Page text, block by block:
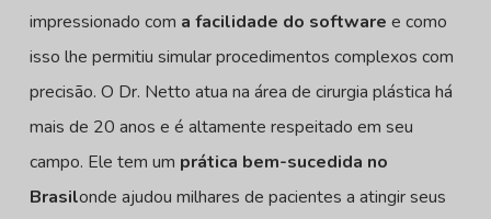
impressionado com a facilidade do software e como
isso lhe permitiu simular procedimentos complexos com
precisão. O Dr. Netto atua na área de cirurgia plástica há
mais de 20 anos e é altamente respeitado em seu
campo. Ele tem um prática bem-sucedida no
Brasilonde ajudou milhares de pacientes a atingir seus